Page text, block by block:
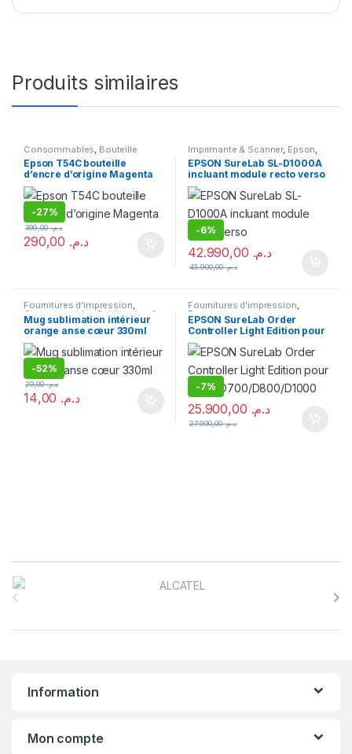
Produits similaires
Consommables Bouteille
d'encre ,Epson Fournitures
d'impression
Epson T54C bouteille
d’encre d’origine Magenta
-27%
د.م.
د.م.399,00
Imprimante & Scanner, Epson
Fournitures d'impression,
Imprimante
EPSON SureLab SL-D1000A
incluant module recto verso
-6%
د.م.
د.م.45.900,00
Fournitures d'impression,
Consommables Sublimation &
DTF, Sublimation
Mug sublimation intérieur
orange anse cœur 330ml
-52%
د.م.
د.م.29,00
Fournitures d'impression,
Epson
EPSON SureLab Order
Controller Light Edition pour
D500/D700/D800/D1000
-7%
د.م.
د.م.27.900,00
Information
Mon compte